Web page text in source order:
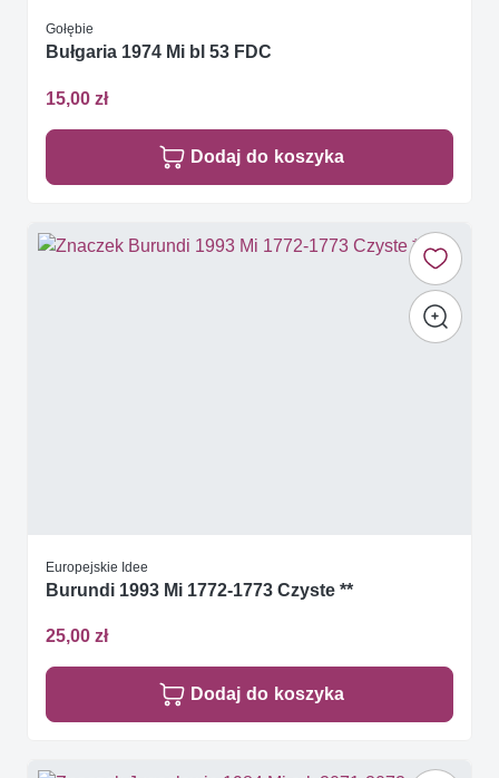
Gołębie
Bułgaria 1974 Mi bl 53 FDC
15,00 zł
Dodaj do koszyka
Europejskie Idee
Burundi 1993 Mi 1772-1773 Czyste **
25,00 zł
Dodaj do koszyka